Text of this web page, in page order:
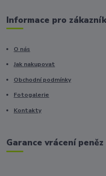
Informace pro
O nás
Jak nakupovat
Obchodní podmínky
Fotogalerie
Kontakty
Garance vrácení peněz